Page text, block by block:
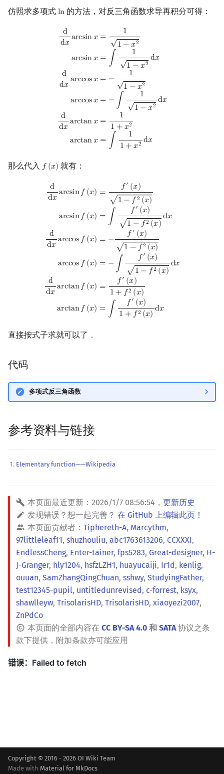
仿照求多项式 ln
ln 的方法，对反三角函数求导再积分可得：
d
d𝑥arcsin𝑥 = 1
√
1 −𝑥2
arcsin𝑥 = ∫ 1
√
1−𝑥2 d𝑥
d
d𝑥arccos𝑥 = − 1
√
1 −𝑥2
arccos𝑥 = − ∫ 1
√
1 −𝑥2 d𝑥
d
d𝑥arctan𝑥 =
1
1 +𝑥2
arctan𝑥 = ∫
1
1 +𝑥2 d𝑥
x2 arcsin d
那么代入 𝑓 (𝑥)
f( x) 就有：
d
d𝑥arcsin𝑓 (𝑥) = 𝑓′ (𝑥)
√1 − 𝑓2 (𝑥)
arcsin𝑓 (𝑥) = ∫ 𝑓 ′ (𝑥)
√1 − 𝑓2 (𝑥)
d𝑥
d
d𝑥arccos𝑓 (𝑥) = − 𝑓 ′ (𝑥)
√1 − 𝑓2 (𝑥)
arccos𝑓 (𝑥) = − ∫ 𝑓 ′ (𝑥)
√1 − 𝑓2 (𝑥)
d𝑥
d
d𝑥arctan𝑓 (𝑥) = 𝑓′ (𝑥)
1 + 𝑓2 (𝑥)
arctan𝑓 (𝑥) = ∫ 𝑓 ′ (𝑥)
1 + 𝑓2 (𝑥) d𝑥
x) 1 2 ( ) (x) =∫f′
直接按式子求就可以了．
代码
多项式反三角函数
参考资料与链接
Elementary function——Wikipedia
本页面最近更新： 2026/1/7 08:56:54 ， 更新历史
发现错误？想一起完善？ 在 GitHub 上编辑此页！
本页面贡献者： Tiphereth-A, Marcythm,
97littleleaf11, shuzhouliu, abc1763613206, CCXXXI,
EndlessCheng, Enter-tainer, fps5283, Great-designer, H-
J-Granger, hly1204, hsfzLZH1, huayucaiji, Ir1d, kenlig,
ouuan, SamZhangQingChuan, sshwy, StudyingFather,
test12345-pupil, untitledunrevised, c-forrest, ksyx,
shawlleyw, TrisolarisHD, TrisolarisHD, xiaoyezi2007,
ZnPdCo
本页面的全部内容在 CC BY-SA 4.0 和 SATA协议之条
款下提供，附加条款亦可能应用
Copyright © 2016 - 2026 OI Wiki Team
Made with Material for MkDocs